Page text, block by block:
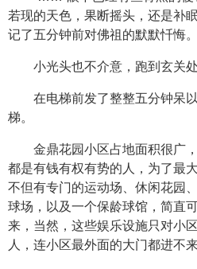
若现的天色，果断摇头，还是补
记了五分钟前对佛祖的默默忏悔。
小光头也不介意，跑到玄关
在电梯前发了整整五分钟呆
梯。
金鼎花园小区占地面积很广
都是有钱有权有势的人，为了最
不但有专门的运动场、休闲花园
球场，以及一个保龄球馆，简直
来，当然，这些娱乐设施只对小
人，连小区最外面的大门都进不来